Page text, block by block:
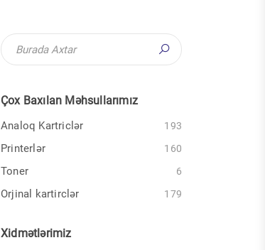
Çox Baxılan Məhsullarımız
Analoq Kartriclər 193
Printerlər 160
Toner 6
Orjinal kartirclər 179
Xidmətlərimiz